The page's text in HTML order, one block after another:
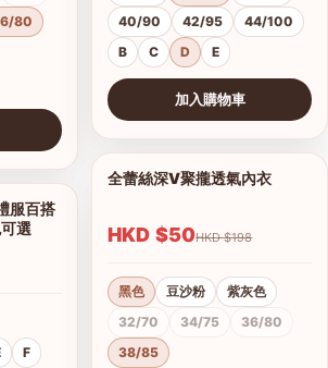
80
1/7
服百搭
選
F
黑蕾絲
米白蕾絲
膚色滑面
32/70
34/75
36/80
加入購物車
內衣
HKD $50 HKD $320